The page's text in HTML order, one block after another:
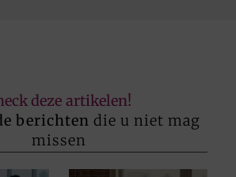
deze artikelen!
berichten die u niet mag
missen